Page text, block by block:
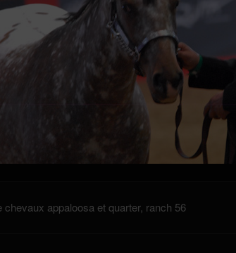
chevaux appaloosa et quarter, ranch 56